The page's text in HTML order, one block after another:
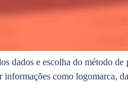
dados e escolha do método
como logomarca,